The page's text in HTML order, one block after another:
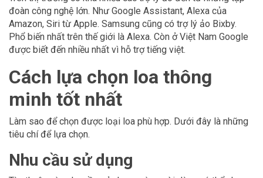
đoàn công nghệ lớn. Như Google Assistant, Alexa của
Amazon, Siri từ Apple. Samsung cũng có trợ lý ảo Bixby.
Phổ biến nhất trên thế giới là Alexa. Còn ở Việt Nam Google
được biết đến nhiều nhất vì hỗ trợ tiếng việt.
Cách lựa chọn loa thông
minh tốt nhất
Làm sao để chọn được loại loa phù hợp. Dưới đây là những
tiêu chí để lựa chọn.
Nhu cầu sử dụng